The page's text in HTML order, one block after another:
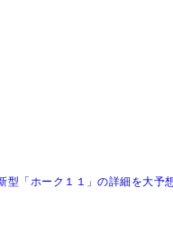
「ホーク１１」の詳細を大予